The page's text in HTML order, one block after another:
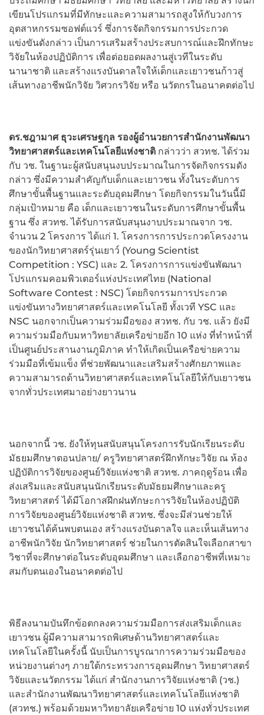
เขียนโปรแกรมที่มีทักษะและความสามารถสูงให้กับวงการ
อุตสาหกรรมซอฟต์แวร์ ซึ่งการจัดกิจกรรมการประกวด
แข่งขันดังกล่าว เป็นการเสริมสร้างประสบการณ์และฝึกทักษะ
วิจัยในห้องปฏิบัติการ เพื่อต่อยอดผลงานสู่เวทีในระดับ
นานาชาติ และสร้างแรงบันดาลใจให้เด็กและเยาวชนก้าวสู่
เส้นทางอาชีพนักวิจัย วิศวกรวิจัย หรือ นวัตกรในอนาคตต่อไป
ดร.ชฎามาศ ธุวะเศรษฐกุล รองผู้อำนวยการสำนักงานพัฒนา
วิทยาศาสตร์และเทคโนโลยีแห่งชาติ กล่าวว่า สวทช. ได้ร่วม
กับ วช. ในฐานะผู้สนับสนุนงบประมาณในการจัดกิจกรรมดัง
กล่าว ซึ่งมีความสำคัญกับเด็กและเยาวชน ทั้งในระดับการ
ศึกษาขั้นพื้นฐานและระดับอุดมศึกษา โดยกิจกรรมในวันนี้มี
กลุ่มเป้าหมาย คือ เด็กและเยาวชนในระดับการศึกษาขั้นพื้น
ฐาน ซึ่ง สวทช. ได้รับการสนับสนุนงาบประมาณจาก วช.
จำนวน 2 โครงการ ได้แก่ 1. โครงการการประกวดโครงงาน
ของนักวิทยาศาสตร์รุ่นเยาว์ (Young Scientist
Competition : YSC) และ 2. โครงการการแข่งขันพัฒนา
โปรแกรมคอมพิวเตอร์แห่งประเทศไทย (National
Software Contest : NSC) โดยกิจกรรมการประกวด
แข่งขันทางวิทยาศาสตร์และเทคโนโลยี ทั้งเวที YSC และ
NSC นอกจากเป็นความร่วมมือของ สวทช. กับ วช. แล้ว ยังมี
ความร่วมมือกับมหาวิทยาลัยเครือข่ายอีก 10 แห่ง ที่ทำหน้าที่
เป็นศูนย์ประสานงานภูมิภาค ทำให้เกิดเป็นเครือข่ายความ
ร่วมมือที่เข้มแข็ง ที่ช่วยพัฒนาและเสริมสร้างศักยภาพและ
ความสามารถด้านวิทยาศาสตร์และเทคโนโลยีให้กับเยาวชน
จากทั่วประเทศมาอย่างยาวนาน
นอกจากนี้ วช. ยังให้ทุนสนับสนุนโครงการรับนักเรียนระดับ
มัธยมศึกษาตอนปลาย/ ครูวิทยาศาสตร์ฝึกทักษะวิจัย ณ ห้อง
ปฏิบัติการวิจัยของศูนย์วิจัยแห่งชาติ สวทช. ภาคฤดูร้อน เพื่อ
ส่งเสริมและสนับสนุนนักเรียนระดับมัธยมศึกษาและครู
วิทยาศาสตร์ ได้มีโอกาสฝึกฝนทักษะการวิจัยในห้องปฏิบัติ
การวิจัยของศูนย์วิจัยแห่งชาติ สวทช. ซึ่งจะมีส่วนช่วยให้
เยาวชนได้ค้นพบตนเอง สร้างแรงบันดาลใจ และเห็นเส้นทาง
อาชีพนักวิจัย นักวิทยาศาสตร์ ช่วยในการตัดสินใจเลือกสาขา
วิชาที่จะศึกษาต่อในระดับอุดมศึกษา และเลือกอาชีพที่เหมาะ
สมกับตนเองในอนาคตต่อไป
พิธีลงนามบันทึกข้อตกลงความร่วมมือการส่งเสริมเด็กและ
เยาวชน ผู้มีความสามารถพิเศษด้านวิทยาศาสตร์และ
เทคโนโลยีในครั้งนี้ นับเป็นการบูรณาการความร่วมมือของ
หน่วยงานต่างๆ ภายใต้กระทรวงการอุดมศึกษา วิทยาศาสตร์
วิจัยและนวัตกรรม ได้แก่ สำนักงานการวิจัยแห่งชาติ (วช.)
และสำนักงานพัฒนาวิทยาศาสตร์และเทคโนโลยีแห่งชาติ
(สวทช.) พร้อมด้วยมหาวิทยาลัยเครือข่าย 10 แห่งทั่วประเทศ